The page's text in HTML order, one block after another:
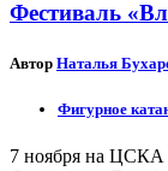
Фестиваль
Автор Наталья
Фигурное
7 ноября на ЦСКА